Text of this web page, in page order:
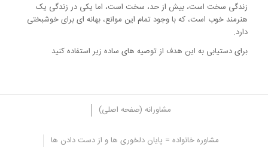
زندگی سخت است، بیش از حد، سخت است، اما یکی در زندگی یک
هنرمند خوب است، که با وجود تمام این موانع، بهانه ای برای خوشبختی
دارد.
برای دستیابی به این هدف از توصیه های ساده زیر استفاده کنید
مشاورانه (صفحه اصلی)
مشاوره خانواده = پایان دلخوری ها و از دست دادن ها